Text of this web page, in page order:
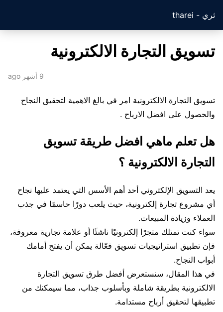
ثري - tharei
تسويق التجارة الالكترونية
9 أشهر ago
تسويق التجارة الالكترونية امر في بالغ الاهمية لتحقيق النجاح
والحصول على افضل الارباح .
هل تعلم ماهي افضل طريقة تسويق
التجارة الالكترونية ؟
يعد التسويق الإلكتروني أحد أهم الأسس التي يعتمد عليها نجاح
أي مشروع تجارة إلكترونية، حيث يلعب دورًا حاسمًا في جذب
العملاء وزيادة المبيعات.
سواء كنت تمتلك متجرًا إلكترونيًا ناشئًا أو علامة تجارية معروفة،
فإن تطبيق استراتيجيات تسويق فعّالة يمكن أن يفتح أمامك
أبواب النجاح.
في هذا المقال، سنستعرض أفضل طرق تسويق التجارة
الالكترونية بطريقة شاملة وبأسلوب جذاب، مما سيمكنك من
تطبيقها لتحقيق أرباح مستدامة.